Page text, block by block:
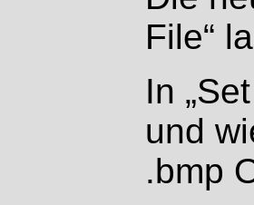
File“
In
und
.bmp